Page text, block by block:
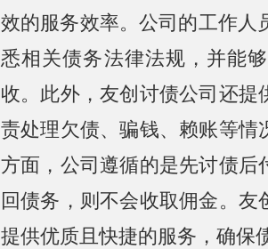
效的服务效率。公司的工作人
悉相关债务法律法规，并能
收。此外，友创讨债公司还提
责处理欠债、骗钱、赖账等情
方面，公司遵循的是先讨债后
回债务，则不会收取佣金。
提供优质且快捷的服务，确保